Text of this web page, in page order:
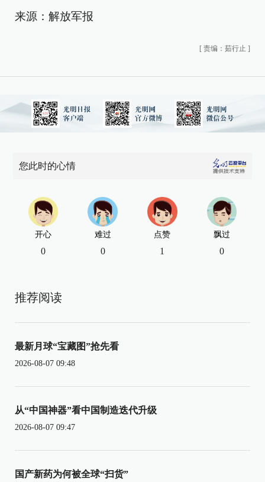
来源：解放军报
[ 责编：茹行止 ]
您此时的心情
开心
0
难过
0
点赞
1
飘过
0
推荐阅读
最新月球“宝藏图”抢先看
2026-08-07 09:48
从“中国神器”看中国制造迭代升级
2026-08-07 09:47
国产新药为何被全球“扫货”